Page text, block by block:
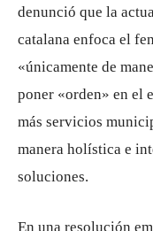
denunció que la
catalana enfoca el
«únicamente de
poner «orden» en el
más servicios
manera holística e
soluciones.
En una resolución